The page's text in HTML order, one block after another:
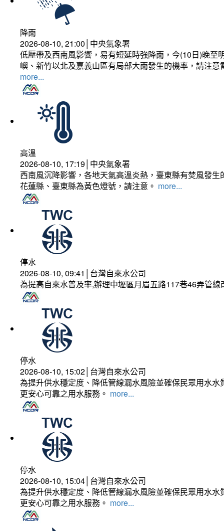
降雨
2026-08-10, 21:00│中央氣象署
低壓帶及西南風影響，易有短延時強降雨，今(10日)晚
嶼、新竹以北及嘉義山區有局部大雨發生的機率，請注
more...
高溫
2026-08-10, 17:19│中央氣象署
西南風沉降影響，各地天氣高溫炎熱，臺東縣有焚風發
花蓮縣、臺東縣為黃色燈號，請注意。 more...
停水
2026-08-10, 09:41│台灣自來水公司
為提高自來水普及率,辦理中壢區月眉五路117巷46弄管
停水
2026-08-10, 15:02│台灣自來水公司
為提升供水穩定度、降低管線漏水風險並確保民眾用水
更安心可靠之用水服務。 more...
停水
2026-08-10, 15:04│台灣自來水公司
為提升供水穩定度、降低管線漏水風險並確保民眾用水
更安心可靠之用水服務。 more...